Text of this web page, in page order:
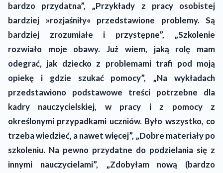
bardzo przydatna”, „Przykłady z pracy osobistej
bardziej »rozjaśniły« przedstawione problemy. Są
bardziej zrozumiałe i przystępne”, „Szkolenie
rozwiało moje obawy. Już wiem, jaką rolę mam
odegrać, jak dziecko z problemami trafi pod moją
opiekę i gdzie szukać pomocy”, „Na wykładach
przedstawiono podstawowe treści potrzebne dla
kadry nauczycielskiej, w pracy i z pomocy z
określonymi przypadkami uczniów. Było wszystko, co
trzeba wiedzieć, a nawet więcej”, „Dobre materiały po
szkoleniu. Na pewno przydatne do podzielania się z
innymi nauczycielami”, „Zdobyłam nową (bardzo